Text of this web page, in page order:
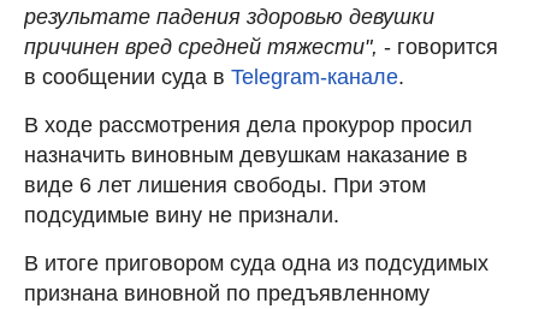
результате падения здоровью девушки
причинен вред средней тяжести", - говорится
в сообщении суда в Telegram-канале.
В ходе рассмотрения дела прокурор просил
назначить виновным девушкам наказание в
виде 6 лет лишения свободы. При этом
подсудимые вину не признали.
В итоге приговором суда одна из подсудимых
признана виновной по предъявленному